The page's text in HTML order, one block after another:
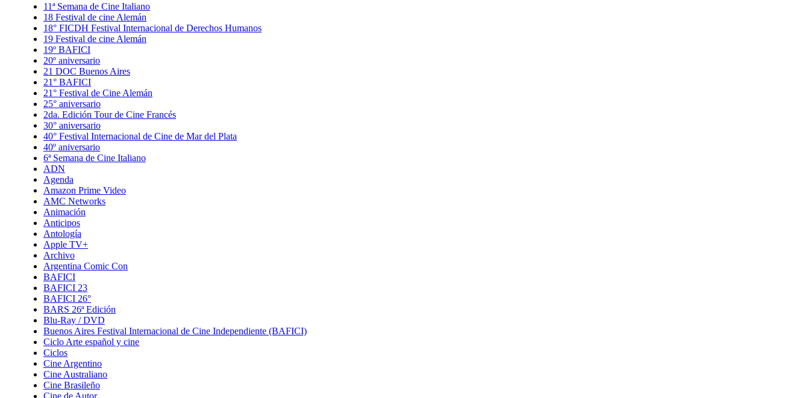
11ª Semana de Cine Italiano
18 Festival de cine Alemán
18° FICDH Festival Internacional de Derechos Humanos
19 Festival de cine Alemán
19º BAFICI
20º aniversario
21 DOC Buenos Aires
21° BAFICI
21° Festival de Cine Alemán
25° aniversario
2da. Edición Tour de Cine Francés
30° aniversario
40° Festival Internacional de Cine de Mar del Plata
40º aniversario
6ª Semana de Cine Italiano
ADN
Agenda
Amazon Prime Video
AMC Networks
Animación
Anticipos
Antología
Apple TV+
Archivo
Argentina Comic Con
BAFICI
BAFICI 23
BAFICI 26°
BARS 26ª Edición
Blu-Ray / DVD
Buenos Aires Festival Internacional de Cine Independiente (BAFICI)
Ciclo Arte español y cine
Ciclos
Cine Argentino
Cine Australiano
Cine Brasileño
Cine de Autor